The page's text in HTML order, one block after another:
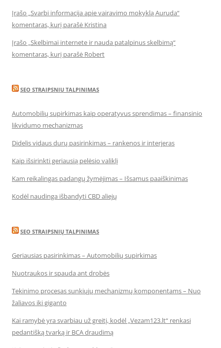
Įrašo „Svarbi informacija apie vairavimo mokyklą Auruda“
komentaras, kurį parašė Kristina
Įrašo „Skelbimai internete ir nauda patalpinus skelbimą“
komentaras, kurį parašė Robert
SEO STRAIPSNIU TALPINIMAS
Automobilių supirkimas kaip operatyvus sprendimas – finansinio
likvidumo mechanizmas
Didelis vidaus durų pasirinkimas – rankenos ir interjeras
Kaip išsirinkti geriausią pelėsio valiklį
Kam reikalingas padangų žymėjimas – Išsamus paaiškinimas
Kodėl naudinga išbandyti CBD aliejų
SEO STRAIPSNIŲ TALPINIMAS
Geriausias pasirinkimas – Automobilių supirkimas
Nuotraukos ir spauda ant drobės
Tekinimo procesas sunkiųjų mechanizmų komponentams – Nuo
žaliavos iki giganto
Kai ramybė yra svarbiau už greitį, kodėl „Vezam123.lt“ renkasi
pedantišką tvarką ir BCA draudimą